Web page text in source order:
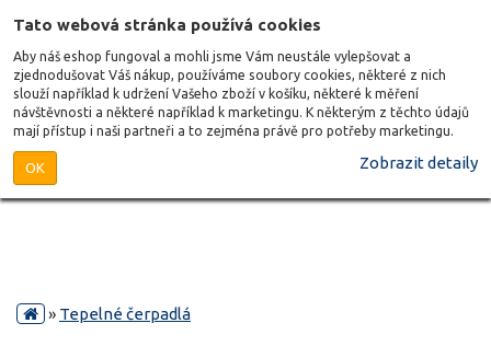
Tato webová stránka používá cookies
Aby náš eshop fungoval a mohli jsme Vám neustále vylepšovat a
zjednodušovat Váš nákup, používáme soubory cookies, některé z nich
slouží například k udržení Vašeho zboží v košíku, některé k měření
návštěvnosti a některé například k marketingu. K některým z těchto údajů
mají přístup i naši partneři a to zejména právě pro potřeby marketingu.
OK Zobrazit detaily
» Tepelné čerpadlá